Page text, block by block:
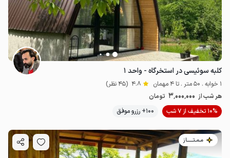
کلبه سوئیسی در استخرگاه - واحد ۱
1 خوابه . 50 متر . تا 4 مهمان 4.8 (45 نظر)
هر شب از 3٬000٬000 تومان
10% تخفیف از 7 شب
100+ رزرو موفق
مـمـتــــــاز